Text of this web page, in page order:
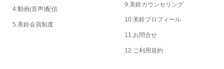
4.動画(音声)配信
5.美鈴会員制度
9.美鈴カウンセリング
10.美鈴プロフィール
11.お問合せ
12.ご利用規約